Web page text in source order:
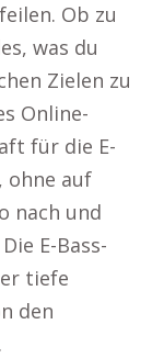
Ob zu
was du
Zielen zu
Online-
für die E-
ohne auf
nach und
E-Bass-
tiefe
den